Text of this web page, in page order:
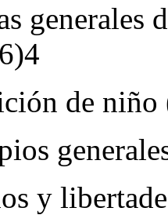
generales
de niño
y